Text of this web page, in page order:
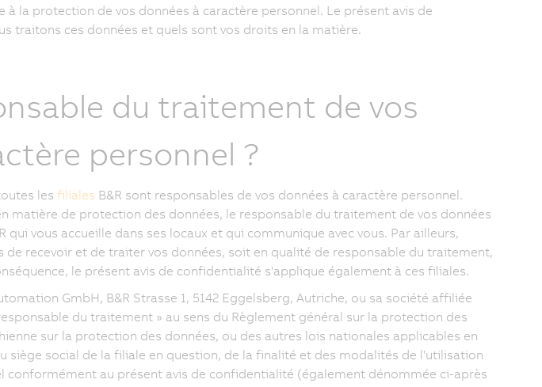
à la protection de vos données à caractère personnel. Le présent avis de
traitons ces données et quels sont vos droits en la matière.
du traitement de vos
personnel ?
les filiales B&R sont responsables de vos données à caractère personnel.
matière de protection des données, le responsable du traitement de vos données
qui vous accueille dans ses locaux et qui communique avec vous. Par ailleurs,
de recevoir et de traiter vos données, soit en qualité de responsable du traitement,
le présent avis de confidentialité s'applique également à ces filiales.
GmbH, B&R Strasse 1, 5142 Eggelsberg, Autriche, ou sa société affiliée
du traitement » au sens du Règlement général sur la protection des
sur la protection des données, ou des autres lois nationales applicables en
siège social de la filiale en question, de la finalité et des modalités de l'utilisation
conformément au présent avis de confidentialité (également dénommée ci-après